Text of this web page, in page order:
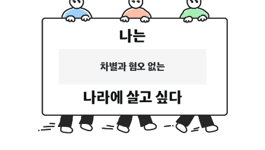
나는
차별과 혐오 없는
누구도 소외되지 않는
서로 존중하고 아껴주는
나라에 살고 싶다